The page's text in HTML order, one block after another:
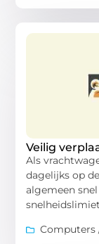
Veilig
Als
dagelijks op
algemeen
snelheidslimiet
Computers